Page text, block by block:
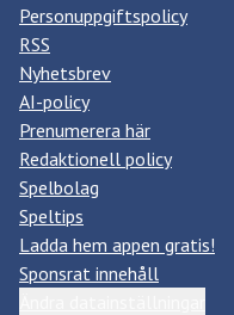
Personuppgiftspolicy
RSS
Nyhetsbrev
AI-policy
Prenumerera här
Redaktionell policy
Spelbolag
Speltips
Ladda hem appen gratis!
Sponsrat innehåll